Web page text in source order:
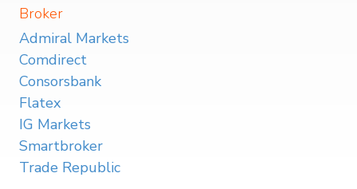
Broker
Admiral Markets
Comdirect
Consorsbank
Flatex
IG Markets
Smartbroker
Trade Republic